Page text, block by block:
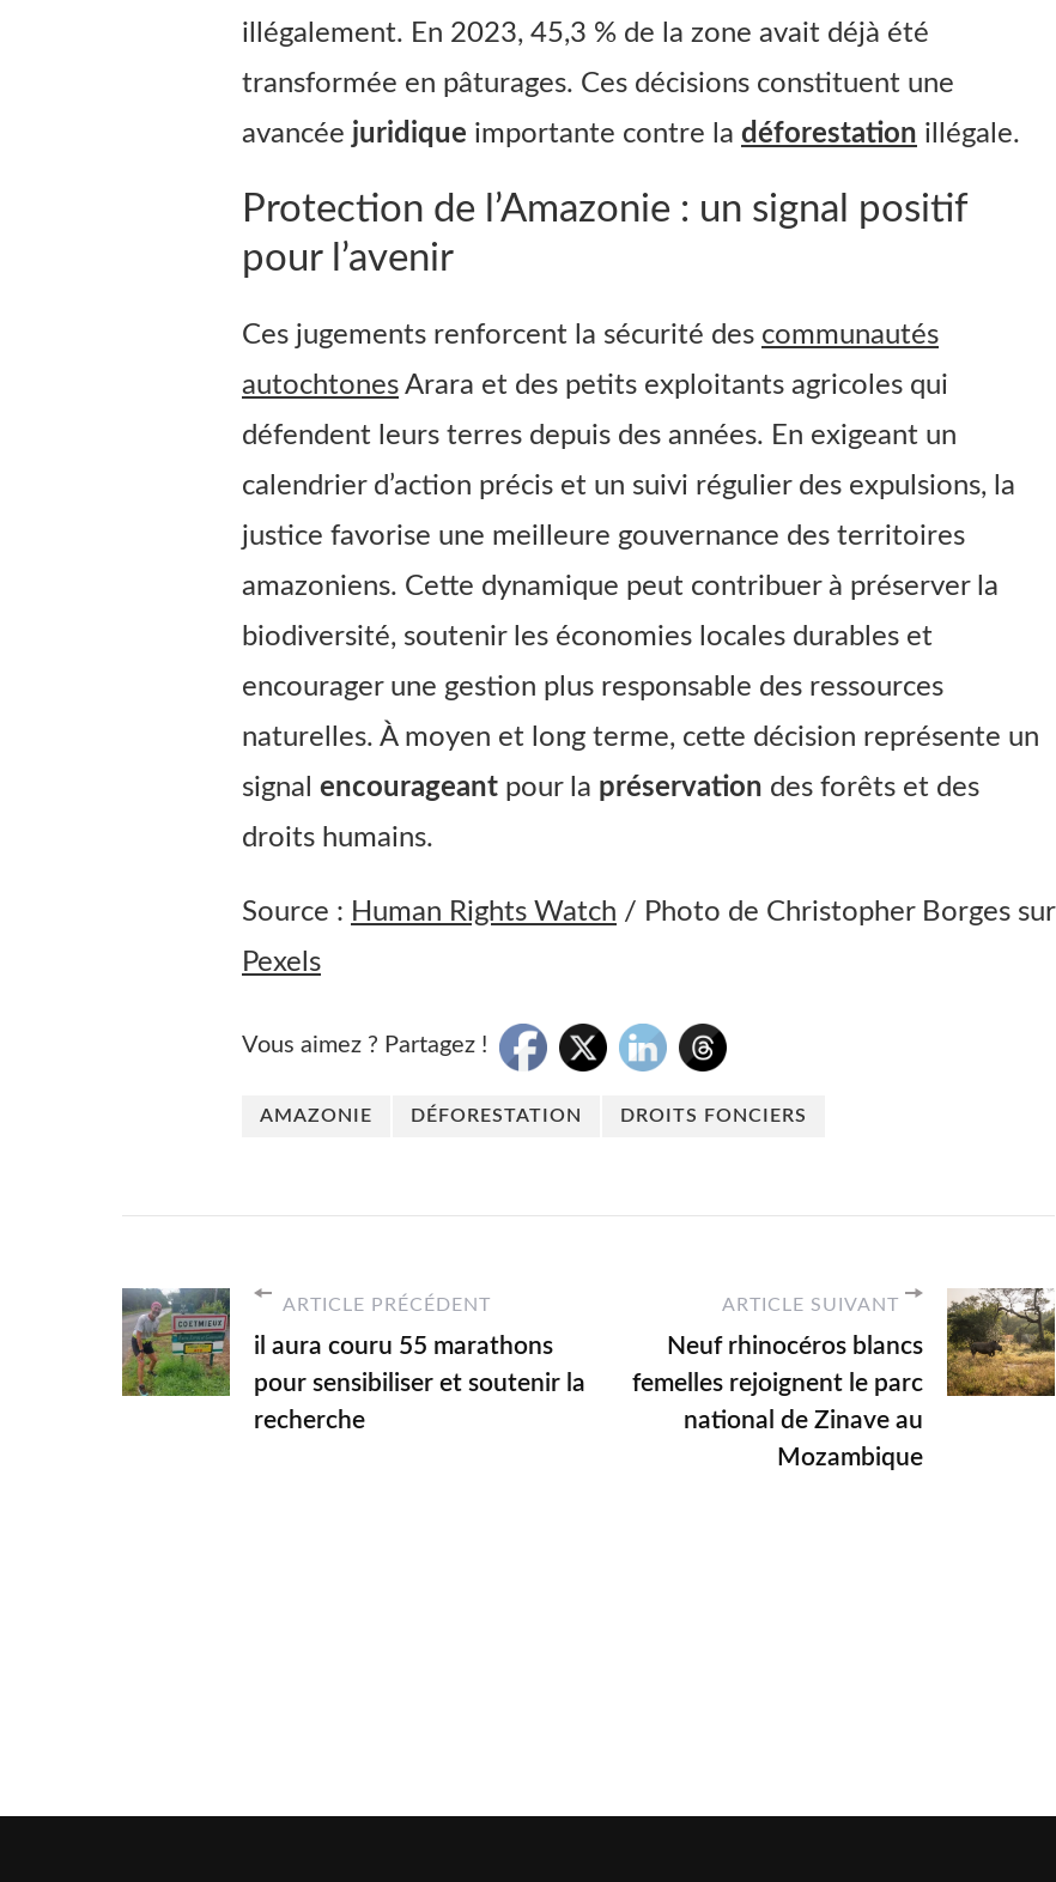
illégalement. En 2023, 45,3 % de la zone avait déjà été
transformée en pâturages. Ces décisions constituent une
avancée juridique importante contre la déforestation illégale.
Protection de l’Amazonie : un signal positif
pour l’avenir
Ces jugements renforcent la sécurité des communautés
autochtones Arara et des petits exploitants agricoles qui
défendent leurs terres depuis des années. En exigeant un
calendrier d’action précis et un suivi régulier des expulsions, la
justice favorise une meilleure gouvernance des territoires
amazoniens. Cette dynamique peut contribuer à préserver la
biodiversité, soutenir les économies locales durables et
encourager une gestion plus responsable des ressources
naturelles. À moyen et long terme, cette décision représente un
signal encourageant pour la préservation des forêts et des
droits humains.
Source : Human Rights Watch / Photo de Christopher Borges sur
Pexels
Vous aimez ? Partagez !
AMAZONIE DÉFORESTATION DROITS FONCIERS
ARTICLE PRÉCÉDENT
il aura couru 55 marathons
pour sensibiliser et soutenir la
recherche
ARTICLE SUIVANT
Neuf rhinocéros blancs
femelles rejoignent le parc
national de Zinave au
Mozambique